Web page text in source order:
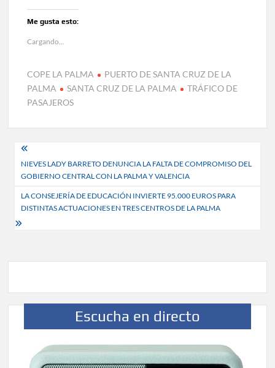
Me gusta esto:
Cargando...
COPE LA PALMA
PUERTO DE SANTA CRUZ DE LA
PALMA
SANTA CRUZ DE LA PALMA
TRÁFICO DE
PASAJEROS
Navegación
de
entradas
NIEVES LADY BARRETO DENUNCIA LA FALTA DE COMPROMISO DEL
GOBIERNO CENTRAL CON LA PALMA Y VALENCIA
LA CONSEJERÍA DE EDUCACIÓN INVIERTE 95.000 EUROS PARA
DISTINTAS ACTUACIONES EN TRES CENTROS DE LA PALMA
Escucha en directo